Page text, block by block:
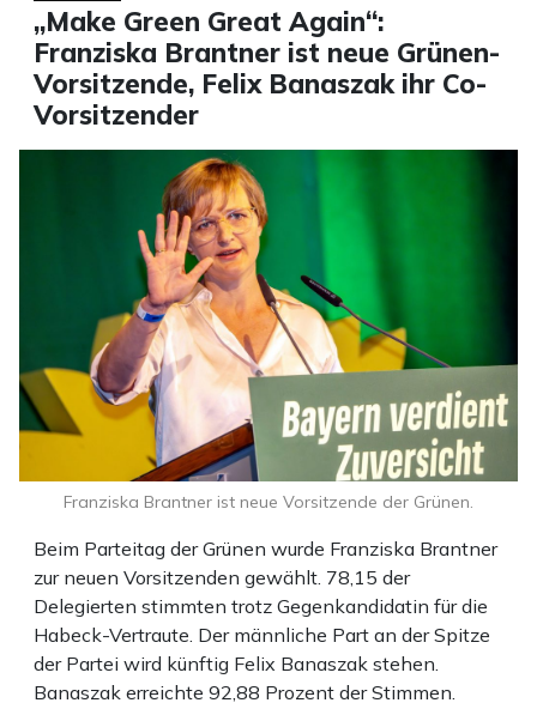
„Make Green Great Again“:
Franziska Brantner ist neue Grünen-
Vorsitzende, Felix Banaszak ihr Co-
Vorsitzender
Beim Parteitag der Grünen wurde Franziska Brantner
zur neuen Vorsitzenden gewählt. 78,15 der
Delegierten stimmten trotz Gegenkandidatin für die
Habeck-Vertraute. Der männliche Part an der Spitze
der Partei wird künftig Felix Banaszak stehen.
Banaszak erreichte 92,88 Prozent der Stimmen.
Franziska Brantner ist neue Vorsitzende der Grünen.